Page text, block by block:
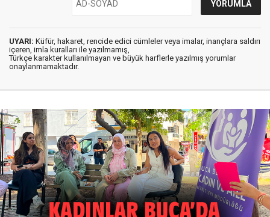
UYARI: Küfür, hakaret, rencide edici cümleler veya imalar, inançlara saldırı
içeren, imla kuralları ile yazılmamış,
Türkçe karakter kullanılmayan ve büyük harflerle yazılmış yorumlar
onaylanmamaktadır.